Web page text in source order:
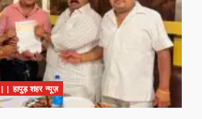
हापुड़ शहर न्यूज़